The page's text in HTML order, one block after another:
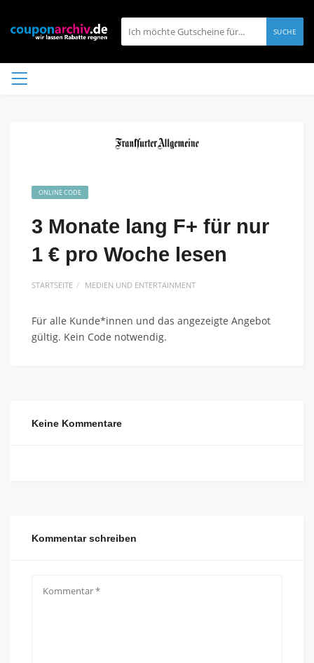
SUCHE
ONLINE CODE
3 Monate lang F+ für nur
1 € pro Woche lesen
STARTSEITE MEDIEN UND ENTERTAINMENT
Für alle Kunde*innen und das angezeigte Angebot
gültig. Kein Code notwendig.
Keine Kommentare
Kommentar schreiben